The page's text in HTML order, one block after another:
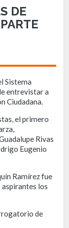
DE
Sistema
entrevistar a
Ciudadana.
el primero
Rivas
Eugenio
Ramírez fue
aspirantes los
de